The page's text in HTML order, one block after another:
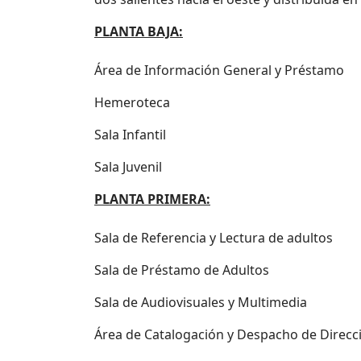
PLANTA BAJA:
Área de Información General y Préstamo
Hemeroteca
Sala Infantil
Sala Juvenil
PLANTA PRIMERA:
Sala de Referencia y Lectura de adultos
Sala de Préstamo de Adultos
Sala de Audiovisuales y Multimedia
Área de Catalogación y Despacho de